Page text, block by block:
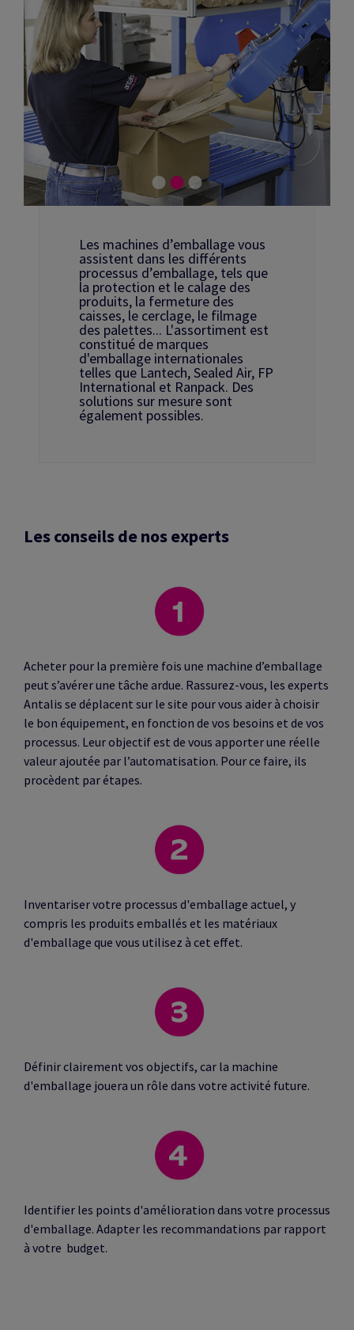
Les machines d’emballage vous
assistent dans les différents
processus d’emballage, tels que
la protection et le calage des
produits, la fermeture des
caisses, le cerclage, le filmage
des palettes... L'assortiment est
constitué de marques
d'emballage internationales
telles que Lantech, Sealed Air, FP
International et Ranpack. Des
solutions sur mesure sont
également possibles.
Les conseils de nos experts
Acheter pour la première fois une machine d’emballage
peut s’avérer une tâche ardue. Rassurez-vous, les experts
Antalis se déplacent sur le site pour vous aider à choisir
le bon équipement, en fonction de vos besoins et de vos
processus. Leur objectif est de vous apporter une réelle
valeur ajoutée par l’automatisation. Pour ce faire, ils
procèdent par étapes.
Inventariser votre processus d'emballage actuel, y
compris les produits emballés et les matériaux
d'emballage que vous utilisez à cet effet.
Définir clairement vos objectifs, car la machine
d'emballage jouera un rôle dans votre activité future.
Identifier les points d'amélioration dans votre processus
d'emballage. Adapter les recommandations par rapport
à votre budget.